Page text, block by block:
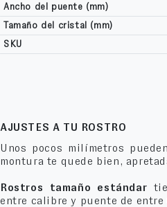
Ancho del puente (mm)
Tamaño del cristal (mm)
SKU
AJUSTES A TU ROSTRO
Unos pocos milímetros
montura te quede bien,
Rostros tamaño estándar
entre calibre y puente de entre